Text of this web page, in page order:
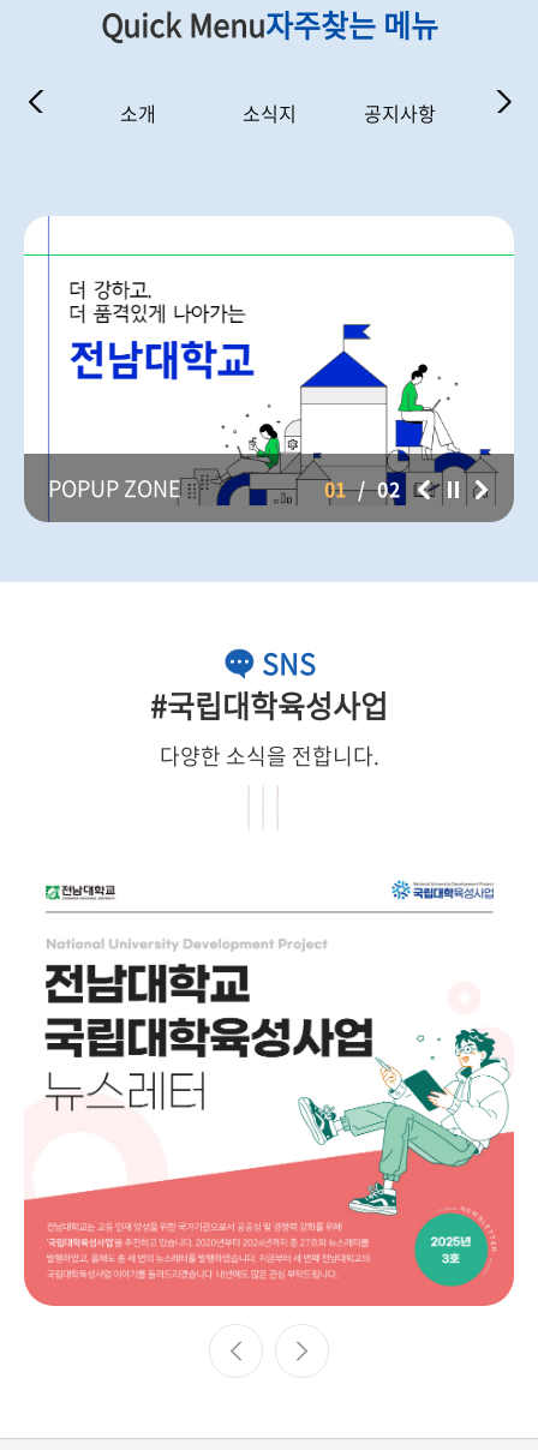
Quick Menu자주찾는 메뉴
일정 소개 소식지 공지사항
POPUP ZONE 01 / 02
SNS
#국립대학육성사업
다양한 소식을 전합니다.